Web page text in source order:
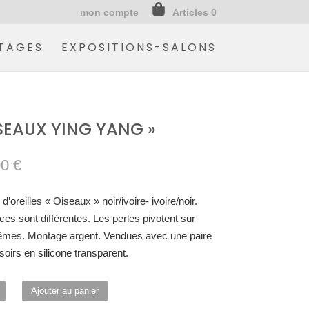
mon compte Articles 0
EXPOSITIONS-SALONS
YING YANG »
€
« Oiseaux » noir/ivoire- ivoire/noir.
sont différentes. Les perles pivotent sur
Montage argent. Vendues avec une paire
en silicone transparent.
Ajouter au panier